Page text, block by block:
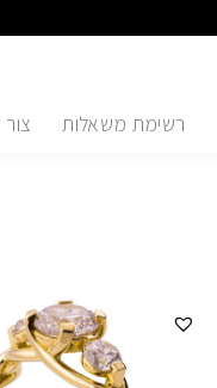
רשימת משאלות